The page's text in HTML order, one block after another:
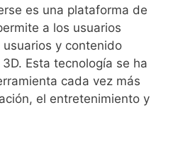
opciones, entender las
plataformas mÃ¡s
seguras y eficientes
elegir plataformas
rÃ¡pidos y condiciones
es una plataforma de
a los usuarios
y contenido
Esta tecnología se ha
cada vez más
el entretenimiento y